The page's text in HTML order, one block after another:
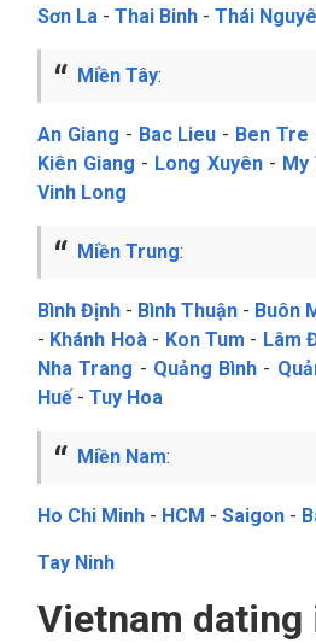
Sơn La - Thai Binh - Thái
Miền Tây:
An Giang - Bac Lieu - Ben Tre
Kiên Giang - Long Xuyên- My
Vinh Long
Miền Trung:
Bình Định - Bình Thuận - Buôn
- Khánh Hoà- Kon Tum - Lâm
Nha Trang - Quảng Bình -
Huế- Tuy Hoa
Miền Nam:
Ho Chi Minh - HCM - Saigon -
Tay Ninh
Vietnam dating